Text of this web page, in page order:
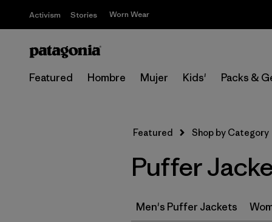
Activism Stories Worn Wear
Featured Hombre Mujer Kids' Packs &
Featured Shop by Category
Puffer
Men's Puffer Jackets